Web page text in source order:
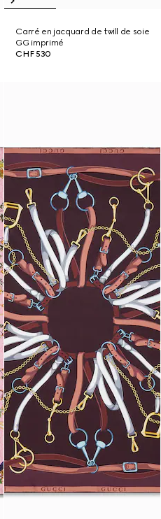
Carré en jacquard de twill de soie
GG imprimé
CHF 530